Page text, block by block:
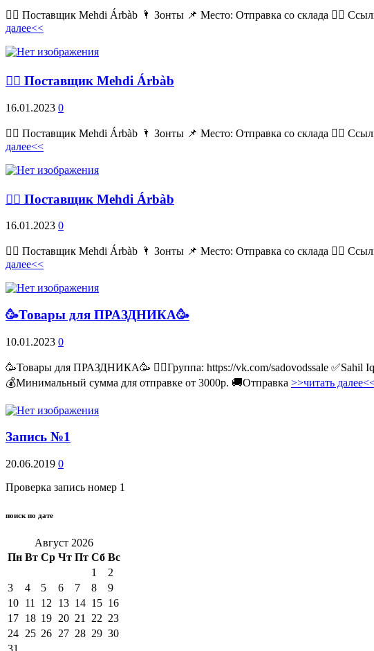
💁‍♂ Поставщик Mehdi Árbàb 🌂 Зонты 📌 Место: Отправка со склада 👉🏻
далее<<
💁‍♂ Поставщик Mehdi Árbàb
16.01.2023 0
💁‍♂ Поставщик Mehdi Árbàb 🌂 Зонты 📌 Место: Отправка со склада 👉🏻
далее<<
💁‍♂ Поставщик Mehdi Árbàb
16.01.2023 0
💁‍♂ Поставщик Mehdi Árbàb 🌂 Зонты 📌 Место: Отправка со склада 👉🏻
далее<<
🥳Товары для ПРАЗДНИКА🥳
10.01.2023 0
🥳Товары для ПРАЗДНИКА🥳 👉🏻Группа: https://vk.com/sadovodssale
💰Минимальный сумма для отправке от 3000р. 🚚Отправка >>читать
Запись №1
20.06.2019 0
Проверка запись номер 1
поиск по дате
Август 2026
Пн Вт Ср Чт Пт Сб Вс
1
2
3
4 5 6 7 8
9
10 11 12 13 14 15 16
17 18 19 20 21 22 23
24 25 26 27 28 29 30
31